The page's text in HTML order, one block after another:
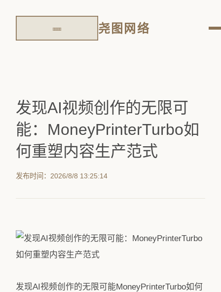
尧图网络
发现AI视频创作的无限可
能：MoneyPrinterTurbo如
何重塑内容生产范式
发布时间：2026/8/8 13:25:14
发现AI视频创作的无限可能MoneyPrinterTurbo如何